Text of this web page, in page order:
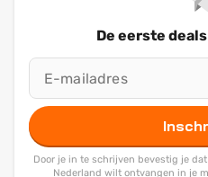
De eerste
Door je in te schrijven bevestig je
Nederland wilt ontvangen in je